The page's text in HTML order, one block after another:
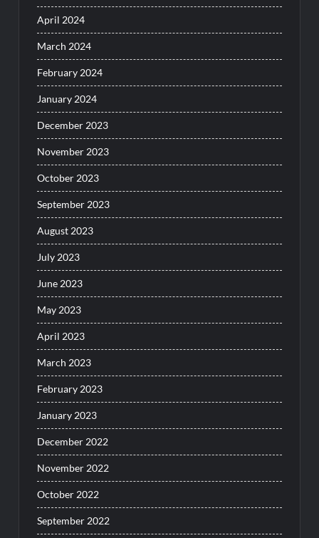
April 2024
March 2024
February 2024
January 2024
December 2023
November 2023
October 2023
September 2023
August 2023
July 2023
June 2023
May 2023
April 2023
March 2023
February 2023
January 2023
December 2022
November 2022
October 2022
September 2022